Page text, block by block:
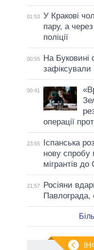
01:53 У Кракові
пару, а
поліції
00:55
На Буковині
00:41
операції
23:55
Іспанська
нову спробу
мігрантів до
21:57
Росіяни
Павлограда,